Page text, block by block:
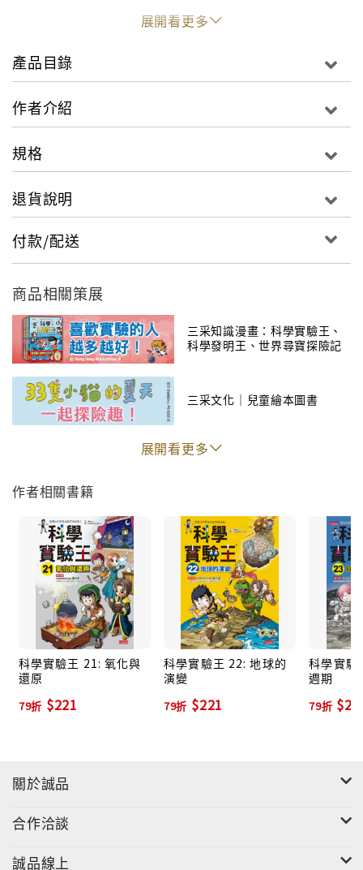
展開看更多
產品目錄
作者介紹
規格
退貨說明
付款/配送
商品相關策展
三采知識漫畫：科學實驗王、
科學發明王、世界尋寶探險記
三采文化｜兒童繪本圖書
展開看更多
作者相關書籍
科學實驗王 21: 氧化與
還原
79折 $221
科學實驗王 22: 地球的
演變
79折 $221
科學實驗
週期
79折
關於誠品
合作洽談
誠品線上